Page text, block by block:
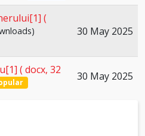
(
30 May 2025
( docx, 32
30 May 2025